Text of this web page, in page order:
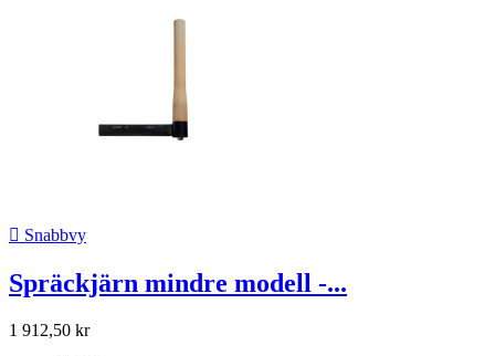
 Snabbvy
Spräckjärn mindre modell -...
1 912,50 kr